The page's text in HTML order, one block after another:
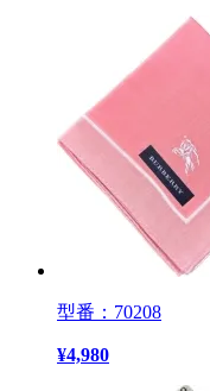
型番：70208
¥4,980